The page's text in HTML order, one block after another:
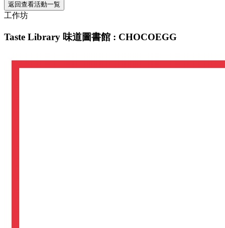
返回查看活動一覧
工作坊
Taste Library 味道圖書館 : CHOCOEGG